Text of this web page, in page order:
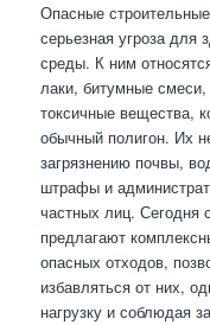
Опасные
серьезная угроза для
среды. К ним
лаки, битумные
токсичные вещества,
обычный полигон. Их
загрязнению почвы,
штрафы и
частных лиц. Сегодня
предлагают
опасных отходов,
избавляться от них,
нагрузку и соблюдая